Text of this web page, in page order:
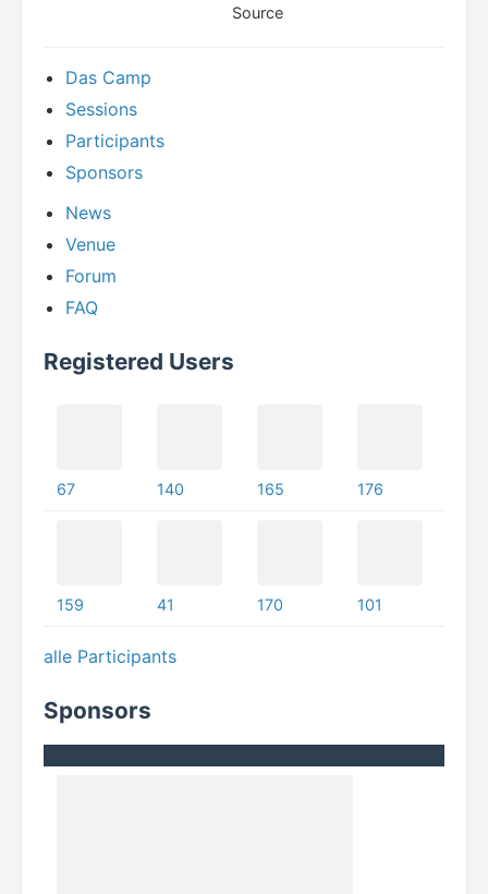
Source
Das Camp
Sessions
Participants
Sponsors
News
Venue
Forum
FAQ
Registered Users
67 140 165 176
159 41 170 101
alle Participants
Sponsors